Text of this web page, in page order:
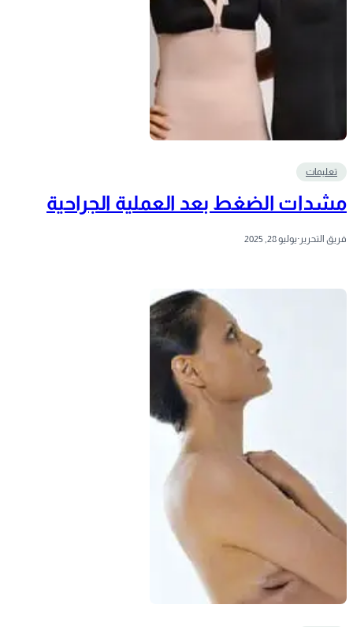
تعليمات
مشدات الضغط بعد العملية الجراحية
فريق التحرير ·يوليو 28, 2025